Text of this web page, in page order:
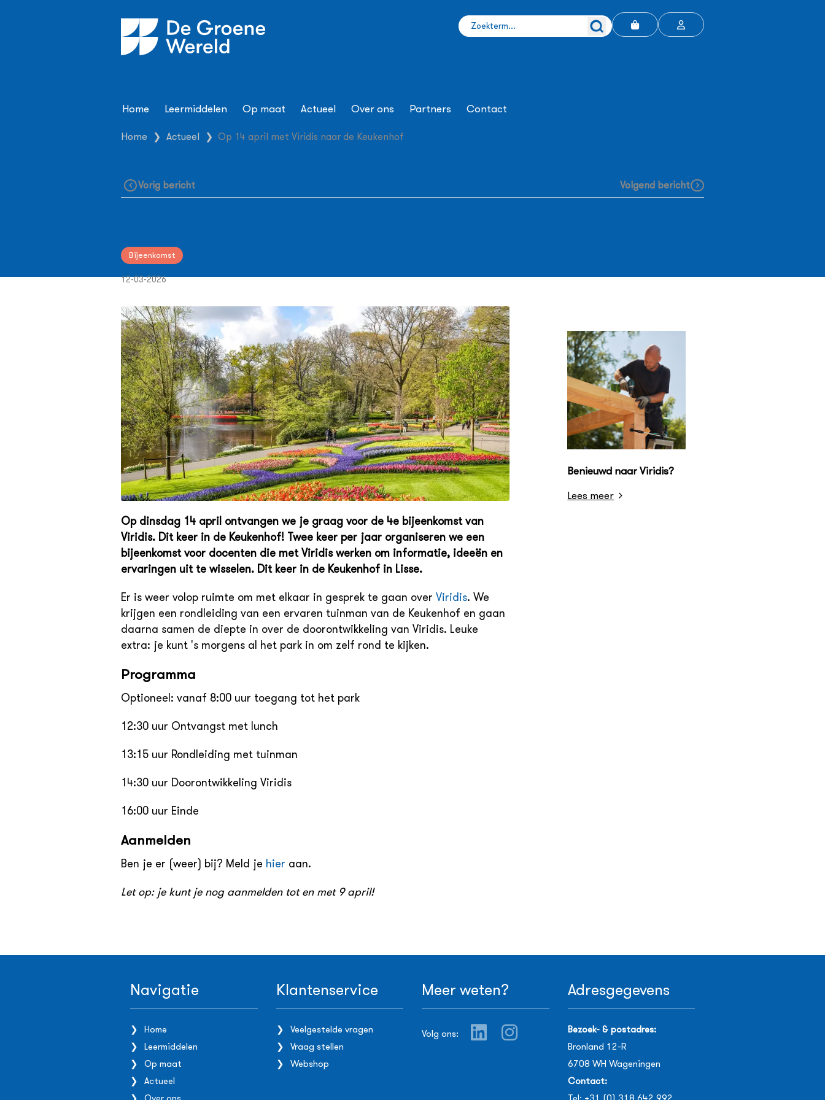
Home Leermiddelen Op maat Actueel Over ons Partners Contact
Home ❯ Actueel ❯ Op 14 april met Viridis naar de Keukenhof
Volgend bericht
Vorig bericht
Bijeenkomst
12-03-2026
Op dinsdag 14 april ontvangen we je graag voor de 4e bijeenkomst van
Viridis. Dit keer in de Keukenhof! Twee keer per jaar organiseren we een
bijeenkomst voor docenten die met Viridis werken om informatie, ideeën en
ervaringen uit te wisselen. Dit keer in de Keukenhof in Lisse.
Er is weer volop ruimte om met elkaar in gesprek te gaan over Viridis. We
krijgen een rondleiding van een ervaren tuinman van de Keukenhof en gaan
daarna samen de diepte in over de doorontwikkeling van Viridis. Leuke
extra: je kunt 's morgens al het park in om zelf rond te kijken.
Programma
Optioneel: vanaf 8:00 uur toegang tot het park
12:30 uur Ontvangst met lunch
13:15 uur Rondleiding met tuinman
14:30 uur Doorontwikkeling Viridis
16:00 uur Einde
Aanmelden
Ben je er (weer) bij? Meld je hier aan.
Let op: je kunt je nog aanmelden tot en met 9 april!
Benieuwd naar Viridis?
Lees meer
Navigatie
Home
Leermiddelen
Op maat
Actueel
Klantenservice
Veelgestelde vragen
Vraag stellen
Webshop
Meer weten?
Volg ons:
Adresgegevens
Bezoek- & postadres:
Bronland 12-R
6708 WH Wageningen
Contact: